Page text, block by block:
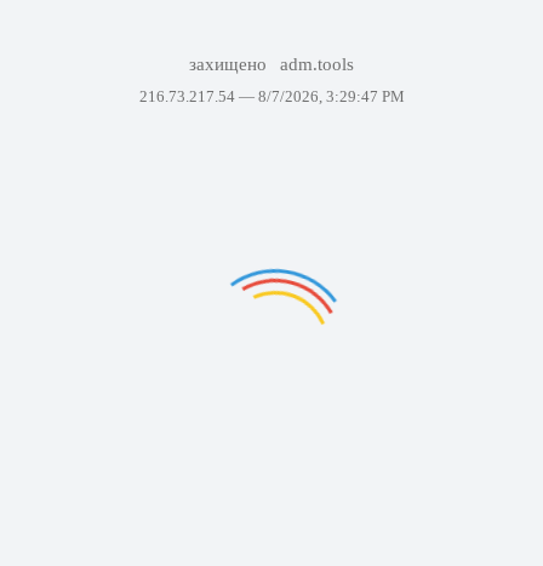
захищено adm.tools
216.73.217.54 — 8/7/2026, 3:29:47 PM